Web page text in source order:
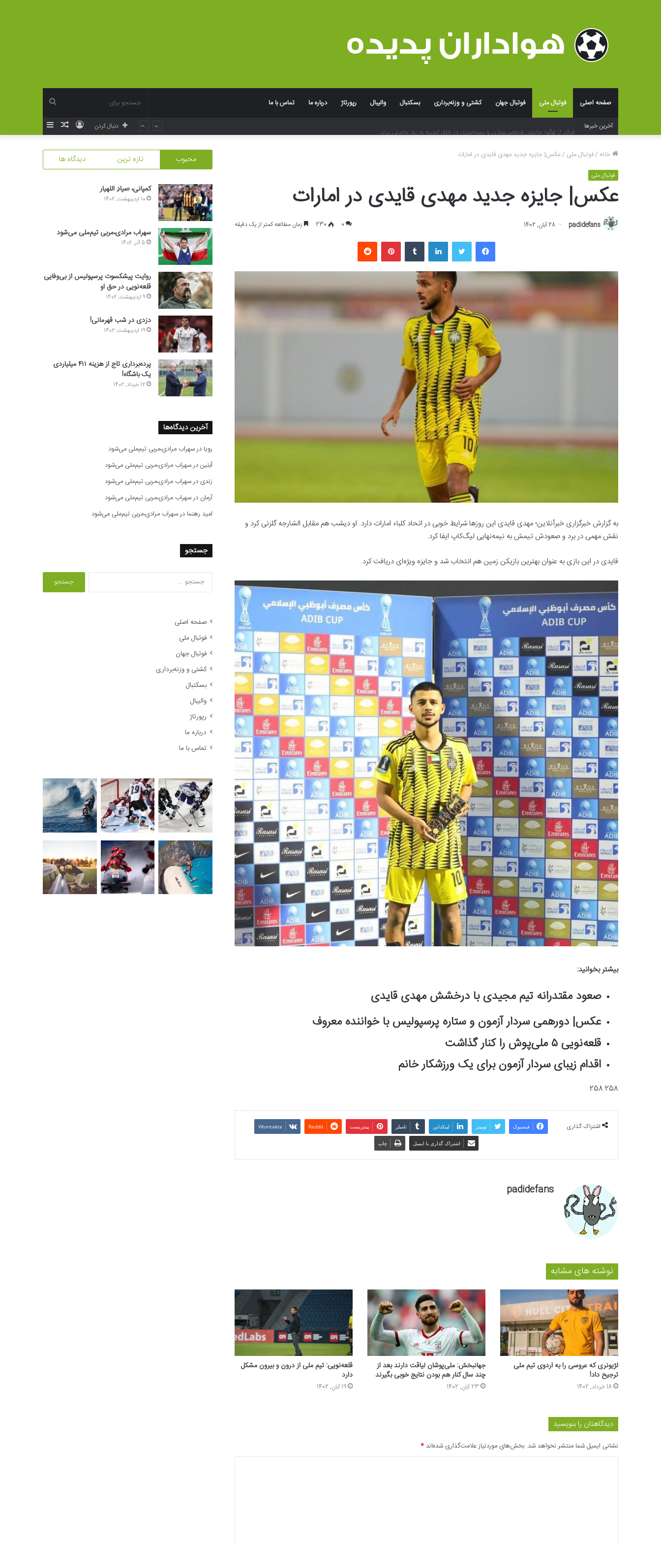
صفحه اصلی فوتبال ملی فوتبال جهان کشتی و وزنه‌برداری بسکتبال والیبال رپورتاژ درباره ما تماس با ما
برای آخرین خبرها
نوشته
ورود دنبال کردن
خانه /فوتبال ملی /عکس‌| جایزه جدید مهدی قایدی در امارات
فوتبال ملی
عکس‌| جایزه جدید مهدی قایدی در امارات
padidefans 28 آبان, 1402 0
230 زمان مطالعه کمتر از یک دقیقه
فیسبوک لینکداین پینتریست
به گزارش خبرگزاری خبرآنلاین؛ مهدی قایدی این روزها شرایط خوبی در اتحاد کلباء امارات دارد. او دیشب هم مقابل الشارجه گلزنی کرد و
نقش مهمی در برد و صعودش تیمش به نیمه‌نهایی لیگ‌کاپ ایفا کرد.
قایدی در این بازی به عنوان بهترین بازیکن زمین هم انتخاب شد و جایزه ویژه‌ای دریافت کرد.
بیشتر بخوانید:
صعود مقتدرانه تیم مجیدی با درخشش مهدی قایدی
عکس| دورهمی سردار آزمون و ستاره پرسپولیس با خواننده معروف
قلعه‌نویی ۵ ملی‌پوش را کنار گذاشت
اقدام زیبای سردار آزمون برای یک ورزشکار خانم
258 258
اشتراک گذاری فیسبوک توییتر لینکداین تامبلر پینتریست Reddit
VKontakte
اشتراک گذاری با ایمیل چاپ
padidefans
نوشته های مشابه
لژیونری که عروسی را به اردوی تیم ملی
ترجیح داد!
18 خرداد, 1402
جهانبخش: ملی‌پوشان لیاقت دارند بعد از
چند سال کنار هم بودن نتایج خوبی بگیرند
23 آبان, 1402
قلعه‌نویی: تیم ملی از درون و بیرون مشکل
دارد
19 آبان, 1402
دیدگاهتان را بنویسید
نشانی ایمیل شما منتشر نخواهد شد. بخش‌های موردنیاز علامت‌گذاری شده‌اند*
محبوب تازه ترین دیدگاه ها
کمپانی، صیادِ اللهیار
10 اردیبهشت, 1402
سهراب مرادی،مربی تیم‌ملی می‌شود
5 آذر, 1402
روایت پیشکسوت پرسپولیس از بی‌وفایی
قلعه‌نویی در حق او
9 اردیبهشت, 1402
دزدی در شب قهرمانی!
19 اردیبهشت, 1402
پرده‌برداری تاج از هزینه ۴۱۱ میلیاردی
یک باشگاه!
12 خرداد, 1402
آخرین دیدگاه‌ها
رویا درسهراب مرادی،مربی تیم‌ملی می‌شود
آبتیندرسهراب مرادی،مربی تیم‌ملی می‌شود
زندی درسهراب مرادی،مربی تیم‌ملی می‌شود
آرمان درسهراب مرادی،مربی تیم‌ملی می‌شود
امید رهنما درسهراب مرادی،مربی تیم‌ملی می‌شود
جستجو
صفحه اصلی
فوتبال ملی
فوتبال جهان
کشتی و وزنه‌برداری
بسکتبال
والیبال
رپورتاژ
درباره ما
تماس با ما